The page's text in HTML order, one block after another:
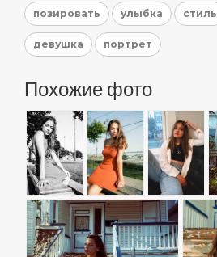
позировать улыбка стиль
девушка портрет
Похожие фото